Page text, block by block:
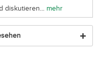
diskutieren... mehr